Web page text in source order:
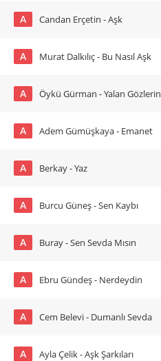
A Candan Erçetin - Aşk
A Murat Dalkılıç - Bu Nasıl Aşk
A Öykü Gürman - Yalan Gözlerin
A Adem Gümüşkaya - Emanet
A Berkay - Yaz
A Burcu Güneş - Sen Kaybı
A Buray - Sen Sevda Mısın
A Ebru Gündeş - Nerdeydin
A Cem Belevi - Dumanlı Sevda
A Ayla Çelik - Aşk Şarkıları